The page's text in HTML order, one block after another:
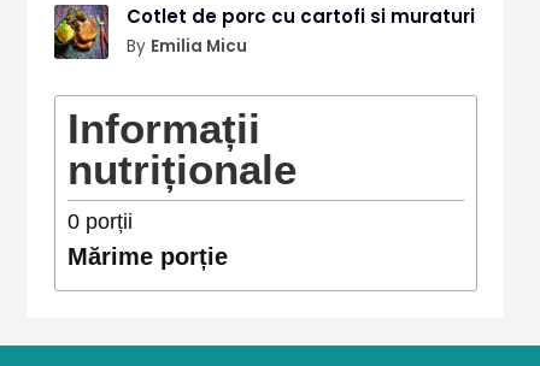
Cotlet de porc cu cartofi si muraturi
By Emilia Micu
Informații
nutriționale
0porții
Mărime porție